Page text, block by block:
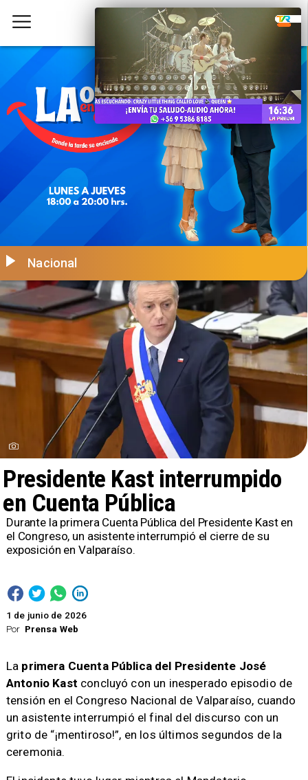
Por Prensa Web
Presidente Kast interrumpido
en Cuenta Pública
Nacional
1 de junio de 2026
Durante la primera Cuenta Pública del Presidente Kast en
el Congreso, un asistente interrumpió el cierre de su
exposición en Valparaíso.
La primera Cuenta Pública del Presidente José
Antonio Kast concluyó con un inesperado episodio de
tensión en el Congreso Nacional de Valparaíso, cuando
un asistente interrumpió el final del discurso con un
grito de “¡mentiroso!”, en los últimos segundos de la
ceremonia.